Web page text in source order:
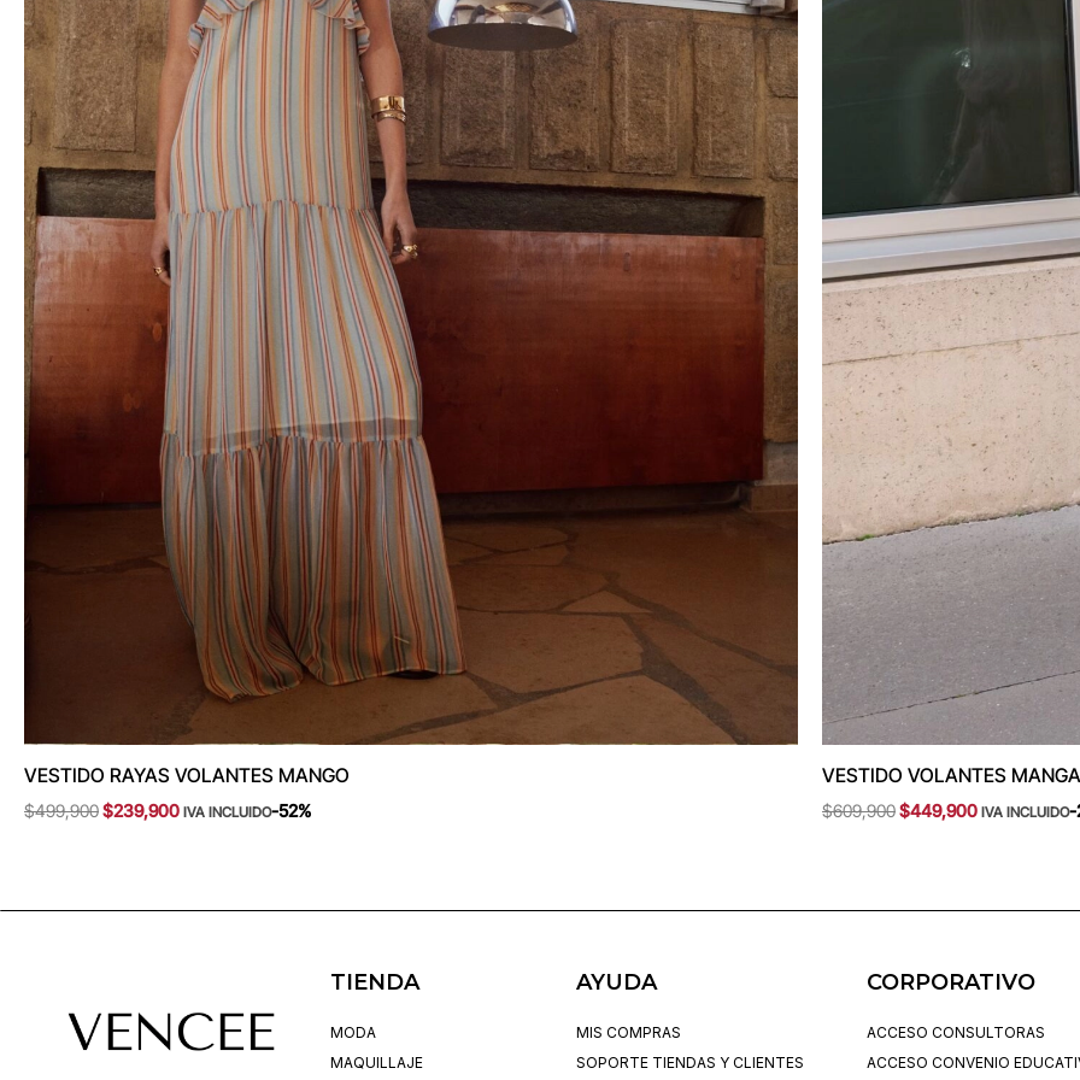
VESTIDO RAYAS VOLANTES MANGO
$499,900$239,900 IVA INCLUIDO-52%
VESTIDO VOLANTES
$609,900$449,900 IVA INCLUIDO-
TIENDA
MODA
MAQUILLAJE
AYUDA
MIS COMPRAS
SOPORTE TIENDAS Y CLIENTES
CORPORATIVO
ACCESO CONSULTORAS
ACCESO CONVENIO